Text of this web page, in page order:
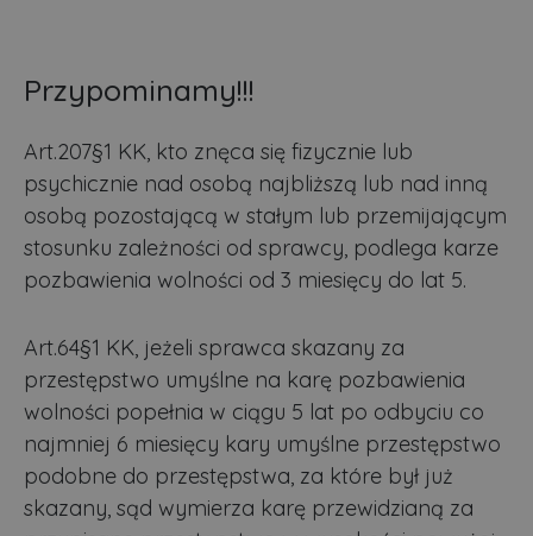
Przypominamy!!!
Art.207§1 KK, kto znęca się fizycznie lub
psychicznie nad osobą najbliższą lub nad inną
osobą pozostającą w stałym lub przemijającym
stosunku zależności od sprawcy, podlega karze
pozbawienia wolności od 3 miesięcy do lat 5.
Art.64§1 KK, jeżeli sprawca skazany za
przestępstwo umyślne na karę pozbawienia
wolności popełnia w ciągu 5 lat po odbyciu co
najmniej 6 miesięcy kary umyślne przestępstwo
podobne do przestępstwa, za które był już
skazany, sąd wymierza karę przewidzianą za